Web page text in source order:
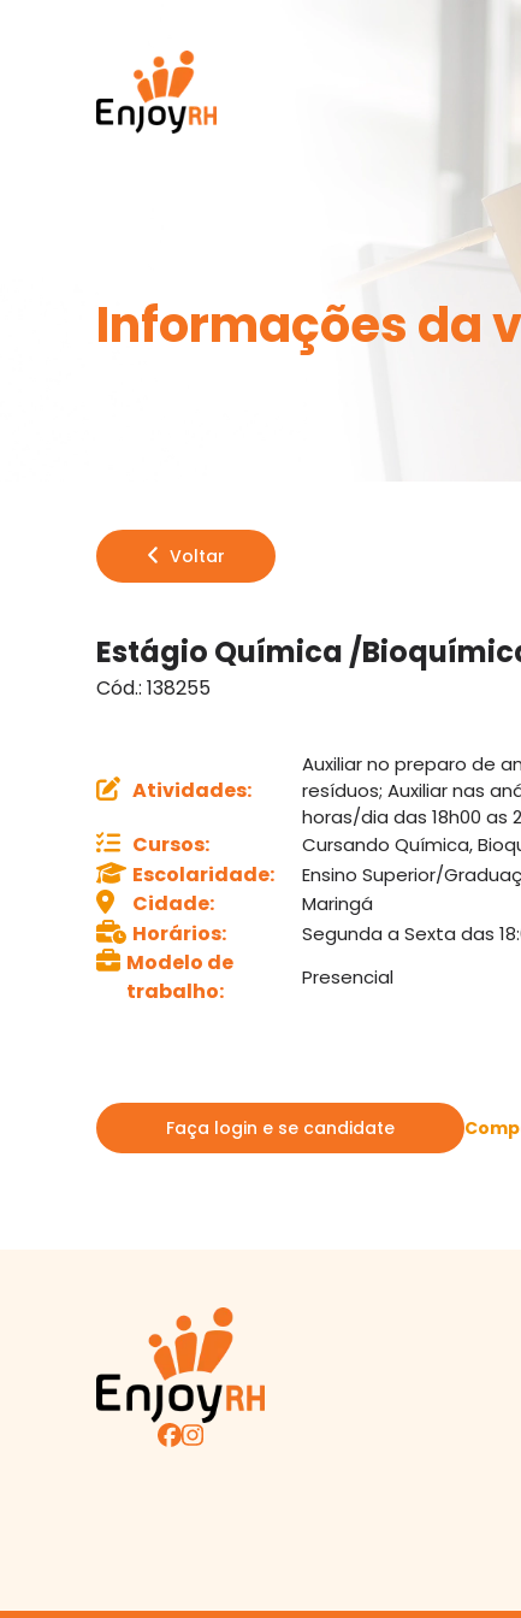
Informações da
Voltar
Estágio Química /
Cód.: 138255
Atividades:
Auxiliar no preparo de
resíduos; Auxiliar nas
horas/dia das 18h00 as
Cursos: Cursando Química,
Escolaridade: Ensino Superior/
Cidade: Maringá
Horários: Segunda a Sexta das
Modelo de
trabalho:
Presencial
Faça login e se candidate